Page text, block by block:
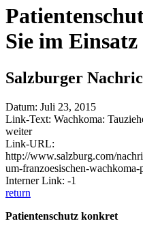
Sie im Einsatz
Salzburger
Datum: Juli 23, 2015
Link-Text: Wachkoma:
weiter
Link-URL:
http://www.salzburg.com/
um-franzoesischen-
Interner Link: -1
return
Patientenschutz konkret